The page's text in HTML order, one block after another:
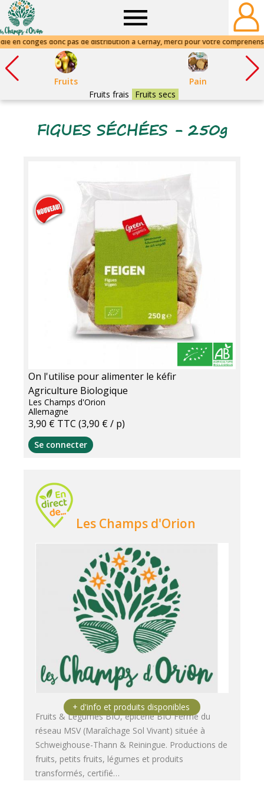
d'Orion
Fruits
Pain
Fruits frais
Fruits secs
FIGUES SÉCHÉES - 250g
On l'utilise pour alimenter le kéfir
Agriculture Biologique
Les Champs d'Orion
Allemagne
3,90 € TTC (3,90 € / p)
Se connecter
Les Champs d'Orion
Fruits & Légumes BIO, épicerie BIO Ferme du
réseau MSV (Maraîchage Sol Vivant) située à
Schweighouse-Thann & Reiningue. Productions de
fruits, petits fruits, légumes et produits
transformés, certifié…